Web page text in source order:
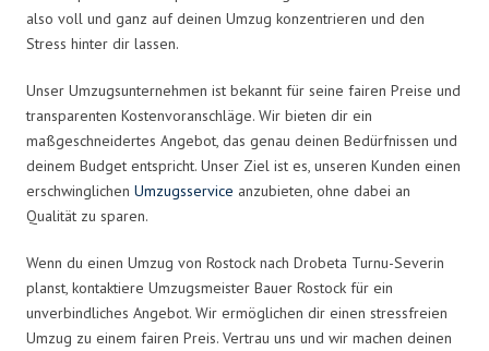
also voll und ganz auf deinen Umzug konzentrieren und den
Stress hinter dir lassen.
Unser Umzugsunternehmen ist bekannt für seine fairen Preise und
transparenten Kostenvoranschläge. Wir bieten dir ein
maßgeschneidertes Angebot, das genau deinen Bedürfnissen und
deinem Budget entspricht. Unser Ziel ist es, unseren Kunden einen
erschwinglichen Umzugsservice anzubieten, ohne dabei an
Qualität zu sparen.
Wenn du einen Umzug von Rostock nach Drobeta Turnu-Severin
planst, kontaktiere Umzugsmeister Bauer Rostock für ein
unverbindliches Angebot. Wir ermöglichen dir einen stressfreien
Umzug zu einem fairen Preis. Vertrau uns und wir machen deinen